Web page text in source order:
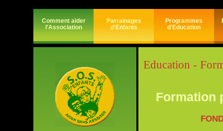
Comment aider
l'Association
Parrainages
d'Enfants
Programmes
d'Education
Education -
Formation